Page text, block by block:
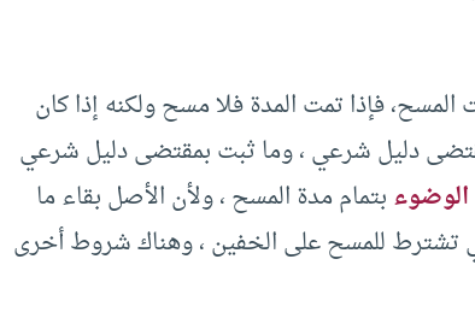
المسح، فإذا تمت المدة فلا مسح ولكنه إذا كان
دليل شرعي ، وما ثبت بمقتضى دليل شرعي
بتمام مدة المسح ، ولأن الأصل بقاء ما
تشترط للمسح على الخفين ، وهناك شروط أخرى